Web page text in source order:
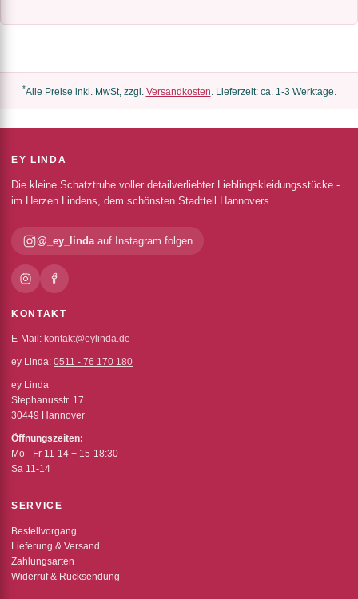
*Alle Preise inkl. MwSt, zzgl. Versandkosten. Lieferzeit: ca. 1-3 Werktage.
EY LINDA
Die kleine Schatztruhe voller detailverliebter Lieblingskleidungsstücke -
im Herzen Lindens, dem schönsten Stadtteil Hannovers.
@_ey_lindaauf Instagram folgen
KONTAKT
E-Mail: kontakt@eylinda.de
ey Linda: 0511 - 76 170 180
ey Linda
Stephanusstr. 17
30449 Hannover
Öffnungszeiten:
Mo - Fr 11-14 + 15-18:30
Sa 11-14
SERVICE
Bestellvorgang
Lieferung & Versand
Zahlungsarten
Widerruf & Rücksendung